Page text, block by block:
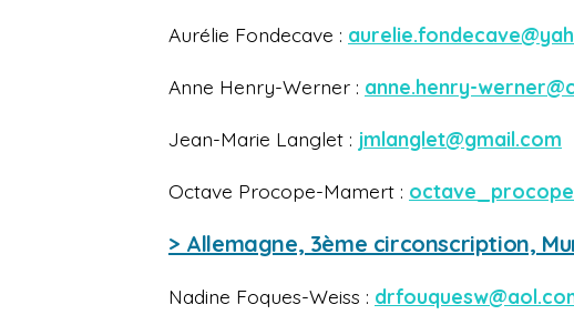
Aurélie Fondecave :
Anne Henry-Werner : anne.henry-
Jean-Marie Langlet : jmlanglet@gmail.com
Octave Procope-Mamert :
> Allemagne, 3ème circonscription,
Nadine Foques-Weiss :